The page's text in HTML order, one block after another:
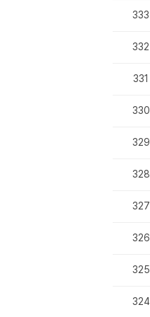
333
332
331
330
329
328
327
326
325
324